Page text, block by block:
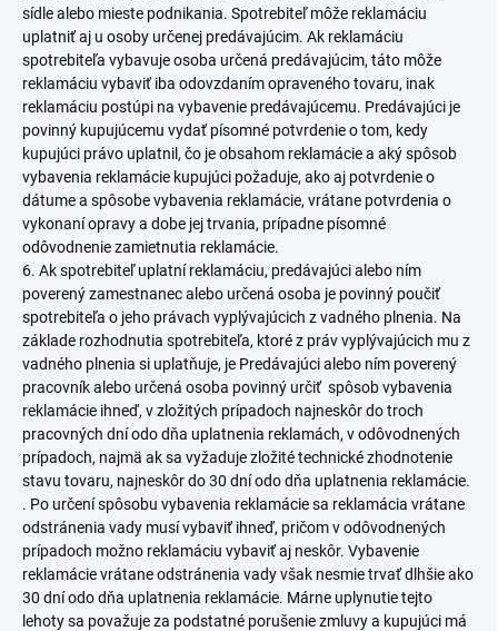
sídle alebo mieste podnikania. Spotrebiteľ môže reklamáciu
uplatniť aj u osoby určenej predávajúcim. Ak reklamáciu
spotrebiteľa vybavuje osoba určená predávajúcim, táto môže
reklamáciu vybaviť iba odovzdaním opraveného tovaru, inak
reklamáciu postúpi na vybavenie predávajúcemu. Predávajúci je
povinný kupujúcemu vydať písomné potvrdenie o tom, kedy
kupujúci právo uplatnil, čo je obsahom reklamácie a aký spôsob
vybavenia reklamácie kupujúci požaduje, ako aj potvrdenie o
dátume a spôsobe vybavenia reklamácie, vrátane potvrdenia o
vykonaní opravy a dobe jej trvania, prípadne písomné
odôvodnenie zamietnutia reklamácie.
6. Ak spotrebiteľ uplatní reklamáciu, predávajúci alebo ním
poverený zamestnanec alebo určená osoba je povinný poučiť
spotrebiteľa o jeho právach vyplývajúcich z vadného plnenia. Na
základe rozhodnutia spotrebiteľa, ktoré z práv vyplývajúcich mu z
vadného plnenia si uplatňuje, je Predávajúci alebo ním poverený
pracovník alebo určená osoba povinný určiť spôsob vybavenia
reklamácie ihneď, v zložitých prípadoch najneskôr do troch
pracovných dní odo dňa uplatnenia reklamách, v odôvodnených
prípadoch, najmä ak sa vyžaduje zložité technické zhodnotenie
stavu tovaru, najneskôr do 30 dní odo dňa uplatnenia reklamácie.
. Po určení spôsobu vybavenia reklamácie sa reklamácia vrátane
odstránenia vady musí vybaviť ihneď, pričom v odôvodnených
prípadoch možno reklamáciu vybaviť aj neskôr. Vybavenie
reklamácie vrátane odstránenia vady však nesmie trvať dlhšie ako
30 dní odo dňa uplatnenia reklamácie. Márne uplynutie tejto
lehoty sa považuje za podstatné porušenie zmluvy a kupujúci má